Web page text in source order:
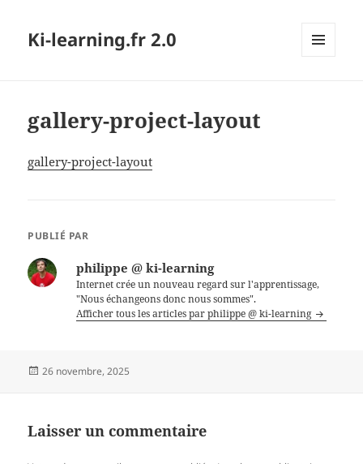
Ki-learning.fr 2.0
gallery-project-layout
gallery-project-layout
PUBLIÉ PAR
philippe @ ki-learning
Internet crée un nouveau regard sur l'apprentissage,
"Nous échangeons donc nous sommes".
Afficher tous les articles par philippe @ ki-learning
Publié
26 novembre, 2025
Laisser un commentaire